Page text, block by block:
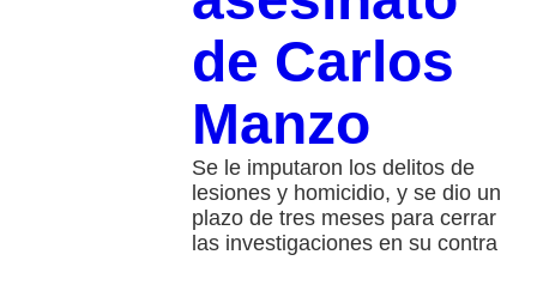
de Carlos
Manzo
Se le imputaron los delitos de
lesiones y homicidio, y se dio un
plazo de tres meses para cerrar
las investigaciones en su contra